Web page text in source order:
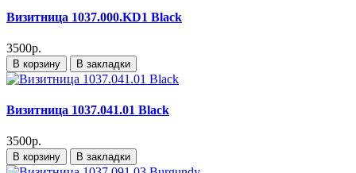
Визитница 1037.000.KD1 Black
3500р.
В корзину В закладки
Визитница 1037.041.01 Black
3500р.
В корзину В закладки